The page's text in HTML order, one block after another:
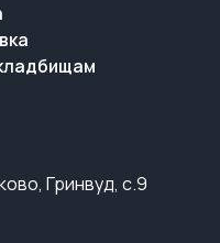
Гринвуд, с.9